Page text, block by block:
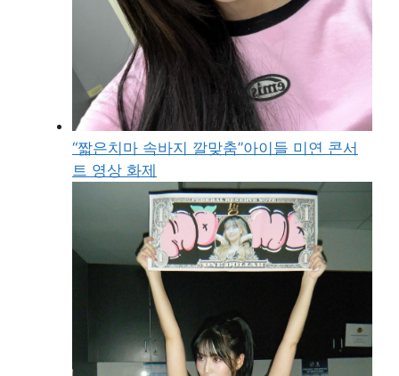
“짧은치마 속바지 깔맞춤”아이들 미연 콘서
트 영상 화제